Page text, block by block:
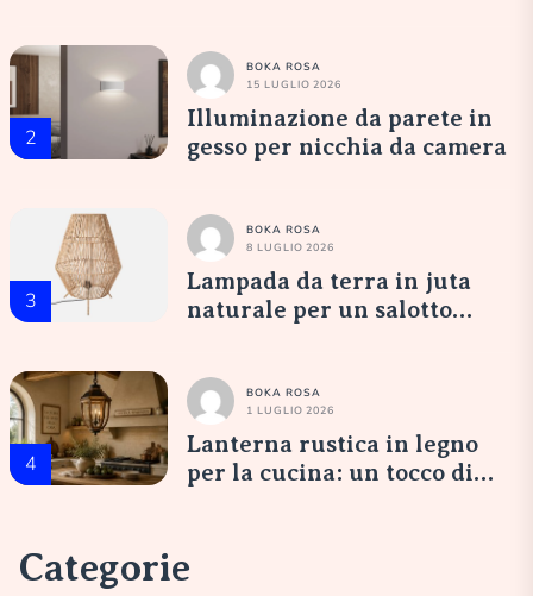
2
BOKA ROSA
15 LUGLIO 2026
Illuminazione da parete in
gesso per nicchia da camera
3
BOKA ROSA
8 LUGLIO 2026
Lampada da terra in juta
naturale per un salotto
4
BOKA ROSA
1 LUGLIO 2026
Lanterna rustica in legno
per la cucina: un tocco di
Categorie